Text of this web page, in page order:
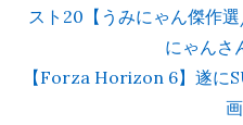
スト20【うみにゃん傑作
にゃんさ
【Forza Horizon 6】遂に
画